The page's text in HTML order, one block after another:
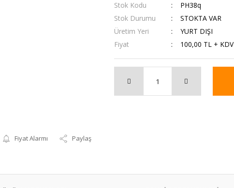
Fiyat Alarmı Paylaş
Stok Kodu
PH38q
Stok Durumu
STOKTA VAR
Üretim Yeri
YURT DIŞI
Fiyat
100,00 TL + KDV